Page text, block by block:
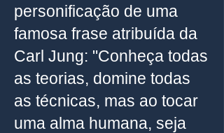
personificação de uma
famosa frase atribuída da
Carl Jung: "Conheça todas
as teorias, domine todas
as técnicas, mas ao tocar
uma alma humana, seja